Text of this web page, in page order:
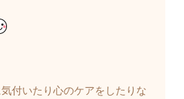
付いたり心のケアをしたりな